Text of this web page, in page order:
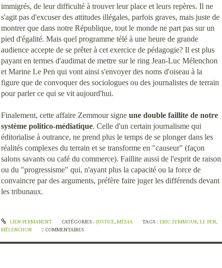
immigrés, de leur difficulté à trouver leur place et leurs repères. Il ne
s'agit pas d'excuser des attitudes illégales, parfois graves, mais juste de
montrer que dans notre République, tout le monde ne part pas sur un
pied d'égalité. Mais quel programme télé à une heure de grande
audience accepte de se prêter à cet exercice de pédagogie? Il est plus
payant en termes d'audimat de mettre sur le ring Jean-Luc Mélenchon
et Marine Le Pen qui vont ainsi s'envoyer des noms d'oiseau à la
figure que de convoquer des sociologues ou des journalistes de terrain
pour parler ce qui se vit aujourd'hui.
Finalement, cette affaire Zemmour signe une double faillite de notre
système politico-médiatique. Celle d'un certain journalisme qui
éditorialise à outrance, ne prend plus le temps de se plonger dans les
réalités complexes du terrain et se transforme en "causeur" (façon
salons savants ou café du commerce). Faillite aussi de l'esprit de raison
ou du "progressisme" qui, n'ayant plus la capacité ou la force de
convaincre par des arguments, préfère faire juger les différends devant
les tribunaux.
LIEN PERMANENT CATÉGORIES : JUSTICE, MÉDIA TAGS :ERIC ZEMMOUR,LE PEN,
MÉLENCHON
2 COMMENTAIRES